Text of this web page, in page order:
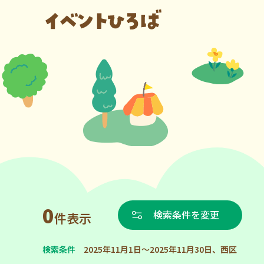
0件表示 検索条件を変更
検索条件 2025年11月1日～2025年11月30日、西区